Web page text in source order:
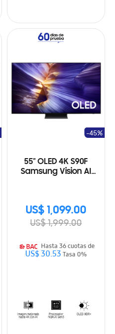
55" OLED 4K S90F
Samsung Vision AI
US$ 1,099.00
US$ 1,999.00
-45%
Hasta 36 cuotas de
US$ 30.53Tasa 0%